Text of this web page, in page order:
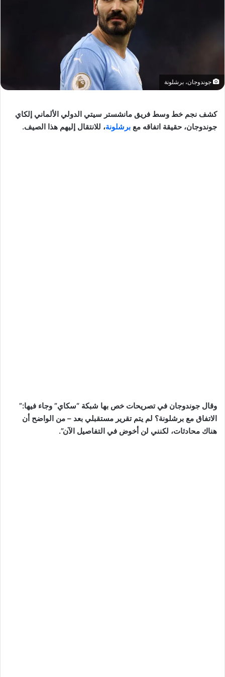
جوندوجان، برشلونة
كشف نجم خط وسط فريق مانشستر سيتي الدولي الألماني إلكاي
جوندوجان، حقيقة اتفاقه مع برشلونة، للانتقال إليهم هذا الصيف.
وقال جوندوجان في تصريحات خص بها شبكة “سكاي” وجاء فيها:”
الاتفاق مع برشلونة؟ لم يتم تقرير مستقبلي بعد – من الواضح أن
هناك محادثات، لكنني لن أخوض في التفاصيل الآن”.